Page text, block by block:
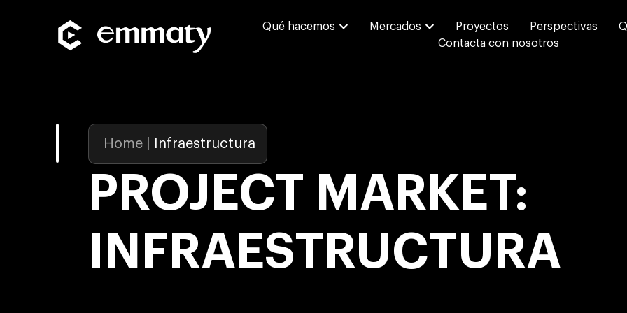
Qué hacemos Mercados Proyectos Perspectivas
Contacta con nosotros
Home Infraestructura
PROJECT MARKET:
INFRAESTRUCTURA